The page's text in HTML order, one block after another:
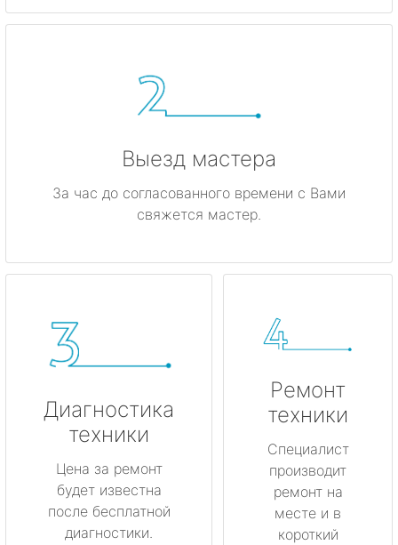
Выезд мастера
За час до согласованного времени с Вами
свяжется мастер.
Диагностика
техники
Цена за ремонт
будет известна
после бесплатной
диагностики.
Ремонт
техники
Специалист
производит
ремонт на
месте и в
короткий